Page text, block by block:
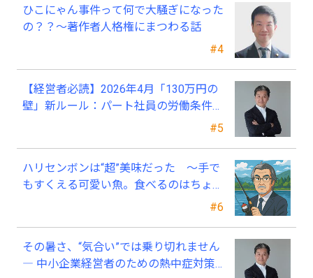
#4
ひこにゃん事件って何で大騒ぎになった
の？？～著作者人格権にまつわる話
#5
【経営者必読】2026年4月「130万円の
壁」新ルール：パート社員の労働条件通
#6
ハリセンボンは“超”美味だった ～手で
もすくえる可愛い魚。食べるのはちょっ
その暑さ、“気合い”では乗り切れません
― 中小企業経営者のための熱中症対策